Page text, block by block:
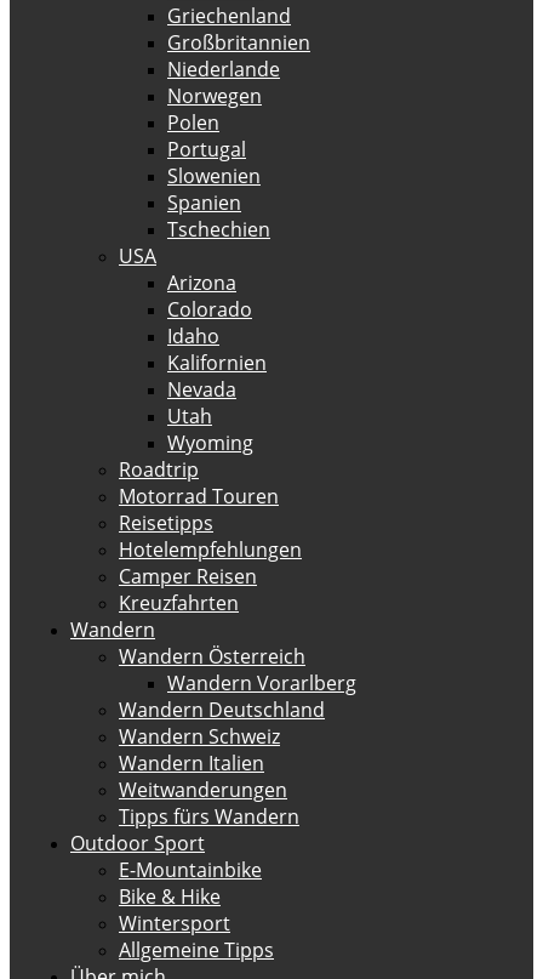
Griechenland
Großbritannien
Niederlande
Norwegen
Polen
Portugal
Slowenien
Spanien
Tschechien
USA
Arizona
Colorado
Idaho
Kalifornien
Nevada
Utah
Wyoming
Roadtrip
Motorrad Touren
Reisetipps
Hotelempfehlungen
Camper Reisen
Kreuzfahrten
Wandern
Wandern Österreich
Wandern Vorarlberg
Wandern Deutschland
Wandern Schweiz
Wandern Italien
Weitwanderungen
Tipps fürs Wandern
Outdoor Sport
E-Mountainbike
Bike & Hike
Wintersport
Allgemeine Tipps